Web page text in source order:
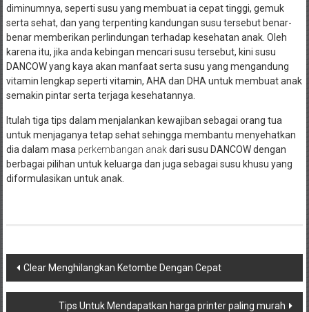
diminumnya, seperti susu yang membuat ia cepat tinggi, gemuk
serta sehat, dan yang terpenting kandungan susu tersebut benar-
benar memberikan perlindungan terhadap kesehatan anak. Oleh
karena itu, jika anda kebingan mencari susu tersebut, kini susu
DANCOW yang kaya akan manfaat serta susu yang mengandung
vitamin lengkap seperti vitamin, AHA dan DHA untuk membuat anak
semakin pintar serta terjaga kesehatannya.
Itulah tiga tips dalam menjalankan kewajiban sebagai orang tua
untuk menjaganya tetap sehat sehingga membantu menyehatkan
dia dalam masa perkembangan anakdari susu DANCOW dengan
berbagai pilihan untuk keluarga dan juga sebagai susu khusu yang
diformulasikan untuk anak.
Navigasi
pos
Clear Menghilangkan Ketombe Dengan Cepat
Tips Untuk Mendapatkan harga printer paling murah